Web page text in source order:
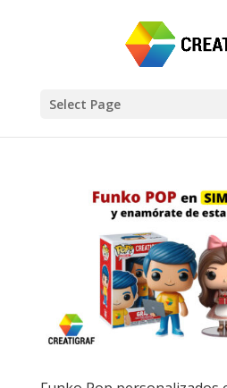
Select Page